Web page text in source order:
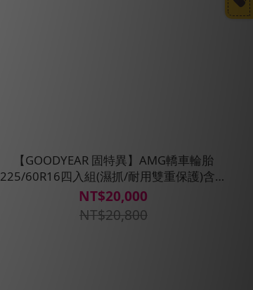
【GOODYEAR 固特異】AMG轎車輪胎
225/60R16四入組(濕抓/耐用雙重保護)含安
裝定位平衡
NT$20,000
NT$20,800